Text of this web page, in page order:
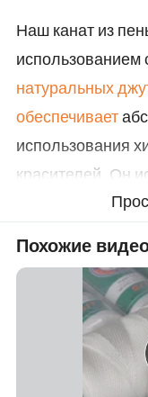
Наш канат из
использованием
натуральных
обеспечивает
использования
красителей. Он
использования,
внутри и вне
уютном доме,
ферме или
Похожие